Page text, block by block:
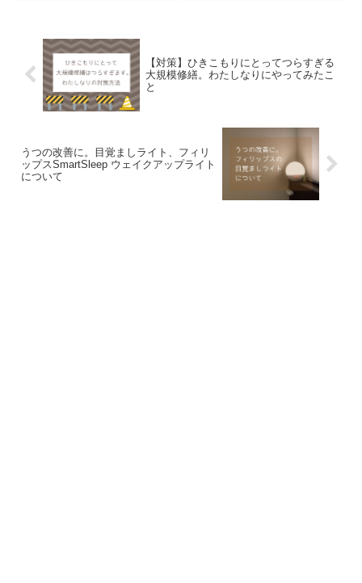
で、朝の起床が楽にな...
【対策】ひきこもりにとってつらすぎる
大規模修繕。わたしなりにやってみたこ
と
うつの改善に。目覚ましライト、フィリ
ップスSmartSleep ウェイクアップライト
について